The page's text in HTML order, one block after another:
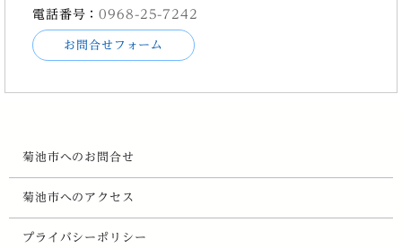
電話番号：0968-25-7242
お問合せフォーム
菊池市へのお問合せ
菊池市へのアクセス
プライバシーポリシー